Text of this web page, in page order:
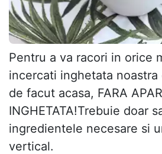
Pentru a va racori in orice
incercati inghetata noastra
de facut acasa, FARA
INGHETATA!Trebuie doar
ingredientele necesare si
vertical.